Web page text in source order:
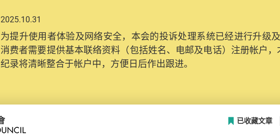
2025.10.31
为提升使用者体验及网络安全，本会的投诉处理系统已经进行升级
消费者需要提供基本联络资料（包括姓名、电邮及电话）注册帐户
纪录将清晰整合于帐户中，方便日后作出跟进。
已收藏文章